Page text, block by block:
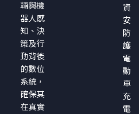
輛與機
器人感
知、決
策及行
動背後
的數位
系統，
確保其
在真實
資
安
防
護
電
動
車
充
電